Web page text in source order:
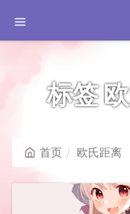
标签
首页 欧氏距离